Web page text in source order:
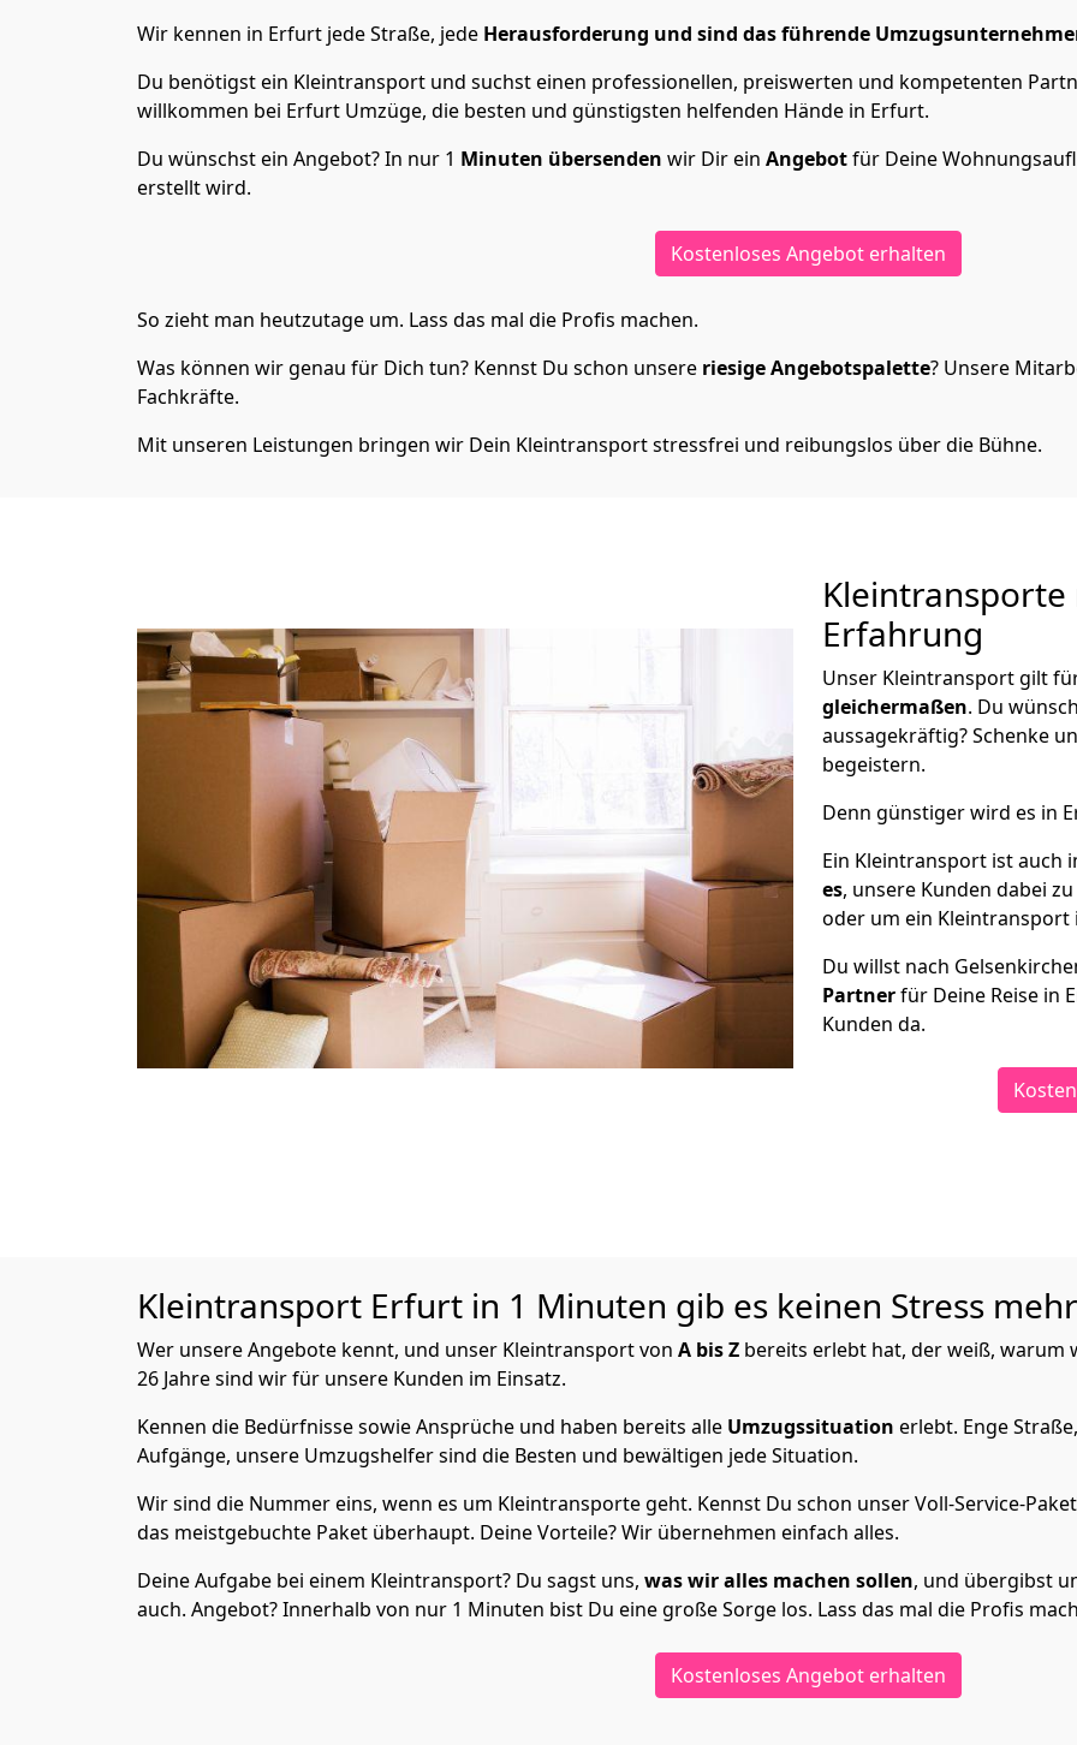
Wir kennen in Erfurt jede Straße, jede Herausforderung und sind das führende
Du benötigst ein Kleintransport und suchst einen professionellen, preiswerten und kompetenten
willkommen bei Erfurt Umzüge, die besten und günstigsten helfenden Hände in Erfurt.
Du wünschst ein Angebot? In nur 1 Minuten übersenden wir Dir ein Angebotfür Deine
erstellt wird.
Kostenloses Angebot erhalten
So zieht man heutzutage um. Lass das mal die Profis machen.
Was können wir genau für Dich tun? Kennst Du schon unsere riesige Angebotspalette? Unsere
Fachkräfte.
Mit unseren Leistungen bringen wir Dein Kleintransport stressfrei und reibungslos über die Bühne.
Kleintransporte
Erfahrung
Unser Kleintransport gilt
gleichermaßen. Du
aussagekräftig? Schenke
begeistern.
Denn günstiger wird es in
Ein Kleintransport ist auch
es, unsere Kunden dabei
oder um ein
Du willst nach
Partnerfür Deine Reise in
Kunden da.
Kleintransport Erfurt in 1 Minuten gib es keinen Stress
Wer unsere Angebote kennt, und unser Kleintransport von A bis Z bereits erlebt hat, der weiß, warum
26 Jahre sind wir für unsere Kunden im Einsatz.
Kennen die Bedürfnisse sowie Ansprüche und haben bereits alle Umzugssituation erlebt. Enge
Aufgänge, unsere Umzugshelfer sind die Besten und bewältigen jede Situation.
Wir sind die Nummer eins, wenn es um Kleintransporte geht. Kennst Du schon unser Voll-Service-
das meistgebuchte Paket überhaupt. Deine Vorteile? Wir übernehmen einfach alles.
Deine Aufgabe bei einem Kleintransport? Du sagst uns, was wir alles machen sollen, und übergibst
auch. Angebot? Innerhalb von nur 1 Minuten bist Du eine große Sorge los. Lass das mal die Profis
Kostenloses Angebot erhalten